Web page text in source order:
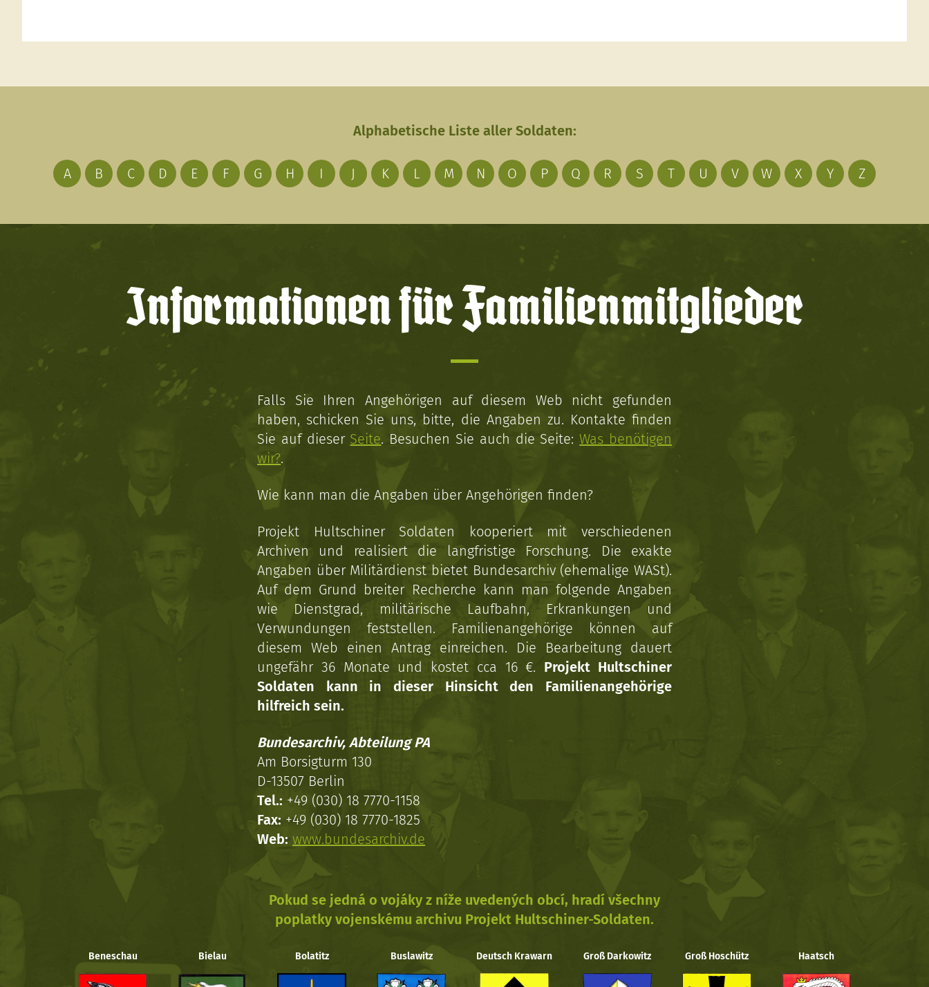
Alphabetische Liste aller Soldaten:
A B C D E F G H I J K L M N O P Q R S T U V W X Y Z
Informationen für Familienmitglieder
Falls Sie Ihren Angehörigen auf diesem Web nicht gefunden
haben, schicken Sie uns, bitte, die Angaben zu. Kontakte finden
Sie auf dieser Seite. Besuchen Sie auch die Seite:Was benötigen
wir?.
Wie kann man die Angaben über Angehörigen finden?
Projekt Hultschiner Soldaten kooperiert mit verschiedenen
Archiven und realisiert die langfristige Forschung. Die exakte
Angaben über Militärdienst bietet Bundesarchiv (ehemalige WASt).
Auf dem Grund breiter Recherche kann man folgende Angaben
wie Dienstgrad, militärische Laufbahn, Erkrankungen und
Verwundungen feststellen. Familienangehörige können auf
diesem Web einen Antrag einreichen. Die Bearbeitung dauert
ungefähr 36 Monate und kostet cca 16 €. Projekt Hultschiner
Soldaten kann in dieser Hinsicht den Familienangehörige
hilfreich sein.
Bundesarchiv, Abteilung PA
Am Borsigturm 130
D-13507 Berlin
Tel.: +49 (030) 18 7770-1158
Fax: +49 (030) 18 7770-1825
Web: www.bundesarchiv.de
Pokud se jedná o vojáky z níže uvedených obcí, hradí všechny
poplatky vojenskému archivu Projekt Hultschiner-Soldaten.
Beneschau Bielau Bolatitz Buslawitz Deutsch Krawarn Groß Darkowitz Groß Hoschütz Haatsch